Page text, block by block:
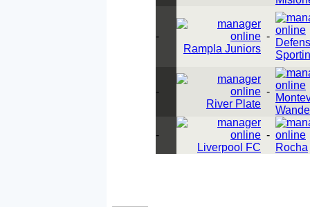
-
Rampla Juniors
-
-
River Plate
-
-
Liverpool FC
-
Rocha